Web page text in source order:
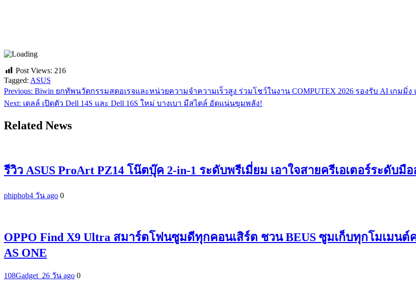
Post Views: 216
Tagged: ASUS
แนะแนว
Previous: Biwin ยกทัพนวัตกรรมสตอเรจและหน่วยความจำความเร็วสูง ร่วมโชว์ในงาน COMPUTEX 2026 รองรับ AI เกมมิ่ง
Next: เดลล์ เปิดตัว Dell 14S และ Dell 16S ใหม่ บางเบา มีสไตล์ อัดแน่นขุมพลัง!
Related News
รีวิว ASUS ProArt PZ14 โน๊ตบุ๊ค 2-in-1 ระดับพรีเมี่ยม เอาใจสายครีเอเตอร์ระดับ
phiphob4 วัน ago 0
OPPO Find X9 Ultra สมาร์ตโฟนซูมดีทุกคอนเสิร์ต ชวน BEUS ซูมเก็บทุกโมเมน
AS ONE
108Gadget_26 วัน ago 0